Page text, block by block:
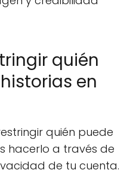
quién
en
quién puede
hacerlo a través de
de tu cuenta.